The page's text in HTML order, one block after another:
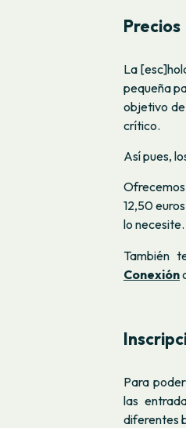
Precios
La
pequeña
objetivo
crítico.
Así pues,
12,50
lo necesite.
También
Conexión
Para
las
diferentes